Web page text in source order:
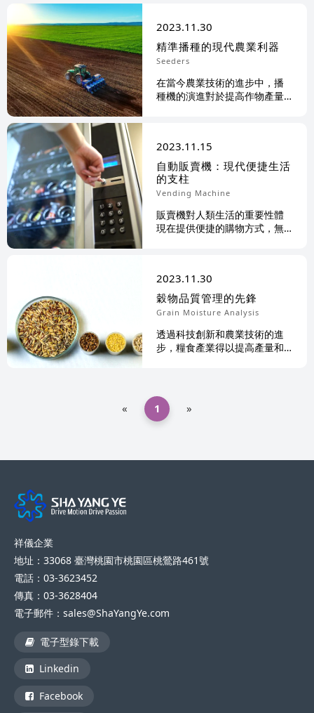
2023 11 30
精準播種的現代農業利器
Seeders
在當今農業技術的進步中，播
種機的演進對於提高作物產量
2023 11 15
自動販賣機：現代便捷生活
的支柱
Vending Machine
販賣機對人類生活的重要性體
現在提供便捷的購物方式，無
2023 11 30
穀物品質管理的先鋒
Grain Moisture Analysis
透過科技創新和農業技術的進
步，糧食產業得以提高產量和
« 1 »
祥儀企業
地址：33068 臺灣桃園市桃園區桃鶯路461號
電話：03-3623452
傳真：03-3628404
電子郵件：sales@ShaYangYe.com
電子型錄下載
Linkedin
Facebook